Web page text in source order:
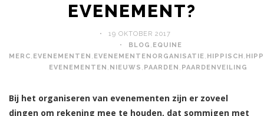
EVENEMENT?
19 OKTOBER 2017
BLOG , EQUINE
MERC, EVENEMENTEN , EVENEMENTENORGANISATIE, HIPPISCH ,
EVENEMENTEN , NIEUWS , PAARDEN , PAARDENVEILING
Bij het organiseren van evenementen zijn er zoveel
dingen om rekening mee te houden, dat sommigen met